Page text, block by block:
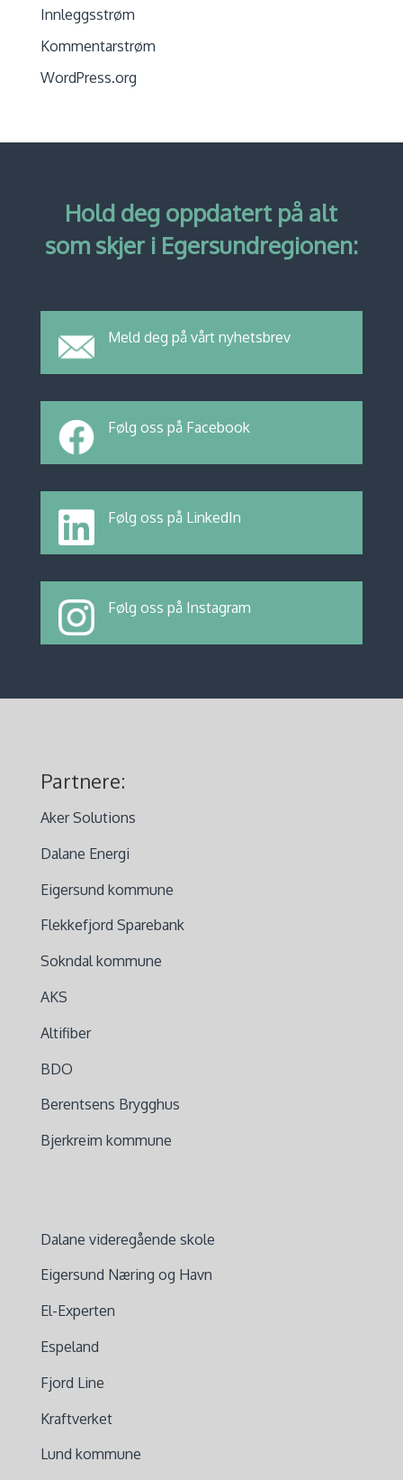
Innleggsstrøm
Kommentarstrøm
WordPress.org
Hold deg oppdatert på alt
som skjer i Egersundregionen:
Meld deg på vårt nyhetsbrev
Følg oss på Facebook
Følg oss på LinkedIn
Følg oss på Instagram
Partnere:
Aker Solutions
Dalane Energi
Eigersund kommune
Flekkefjord Sparebank
Sokndal kommune
AKS
Altifiber
BDO
Berentsens Brygghus
Bjerkreim kommune
Dalane videregående skole
Eigersund Næring og Havn
El-Experten
Espeland
Fjord Line
Kraftverket
Lund kommune